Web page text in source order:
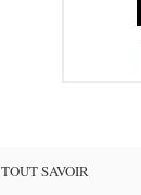
TOUT SAVOIR